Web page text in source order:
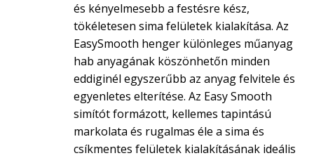
és kényelmesebb a festésre kész,
tökéletesen sima felületek kialakítása. Az
EasySmooth henger különleges műanyag
hab anyagának köszönhetőn minden
eddiginél egyszerűbb az anyag felvitele és
egyenletes elterítése. Az Easy Smooth
simítót formázott, kellemes tapintású
markolata és rugalmas éle a sima és
csíkmentes felületek kialakításának ideális